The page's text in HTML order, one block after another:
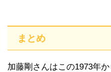
まとめ
加藤剛さんはこの1973年